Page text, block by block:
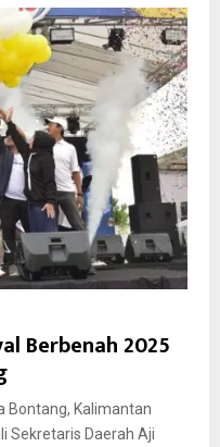
Berbenah 2025
Bontang, Kalimantan
Sekretaris Daerah Aji